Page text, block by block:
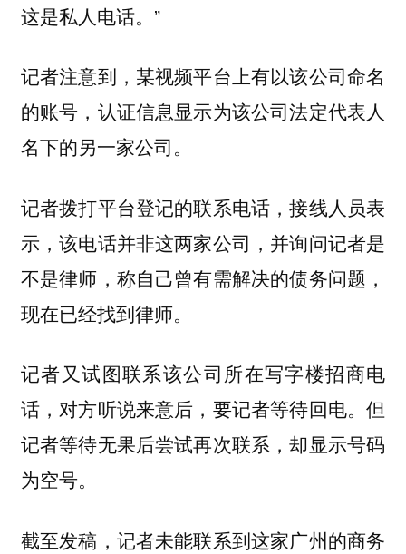
这是私人电话。”
记者注意到，某视频平台上有以该公司命名
的账号，认证信息显示为该公司法定代表人
名下的另一家公司。
记者拨打平台登记的联系电话，接线人员表
示，该电话并非这两家公司，并询问记者是
不是律师，称自己曾有需解决的债务问题，
现在已经找到律师。
记者又试图联系该公司所在写字楼招商电
话，对方听说来意后，要记者等待回电。但
记者等待无果后尝试再次联系，却显示号码
为空号。
截至发稿，记者未能联系到这家广州的商务